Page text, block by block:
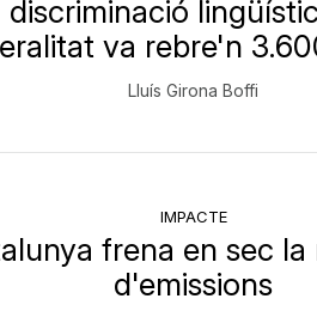
discriminació
va rebre'n
Lluís Girona Boffi
IMPACTE
frena en sec la
d'emissions